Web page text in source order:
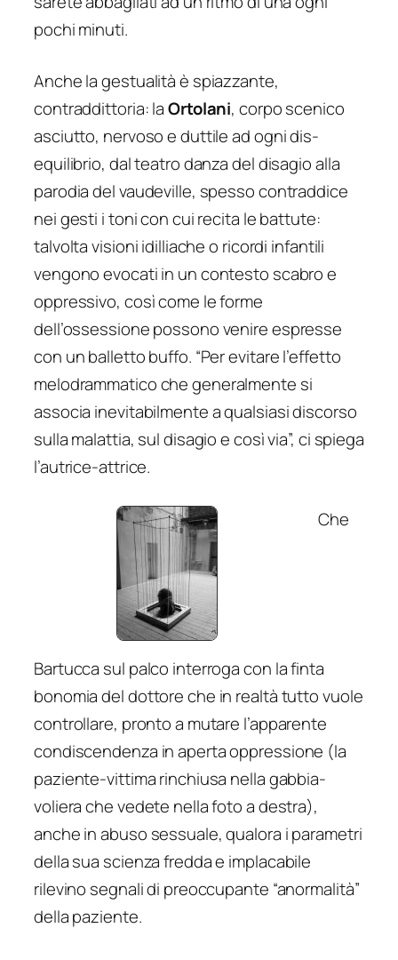
pochi minuti.
Anche la gestualità è spiazzante,
contraddittoria: laOrtolani, corpo scenico
asciutto, nervoso e duttile ad ogni dis-
equilibrio, dal teatro danza del disagio alla
parodia del vaudeville, spesso contraddice
nei gesti i toni con cui recita le battute:
talvolta visioni idilliache o ricordi infantili
vengono evocati in un contesto scabro e
oppressivo, così come le forme
dell’ossessione possono venire espresse
con un balletto buffo. “Per evitare l’effetto
melodrammatico che generalmente si
associa inevitabilmente a qualsiasi discorso
sulla malattia, sul disagio e così via”, ci spiega
l’autrice-attrice.
Che
Bartucca sul palco interroga con la finta
bonomia del dottore che in realtà tutto vuole
controllare, pronto a mutare l’apparente
condiscendenza in aperta oppressione (la
paziente-vittima rinchiusa nella gabbia-
voliera che vedete nella foto a destra),
anche in abuso sessuale, qualora i parametri
della sua scienza fredda e implacabile
rilevino segnali di preoccupante “anormalità”
della paziente.